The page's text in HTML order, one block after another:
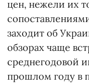
цен, нежели их
заходит об
обзорах чаще
среднегодовой
прошлом году в